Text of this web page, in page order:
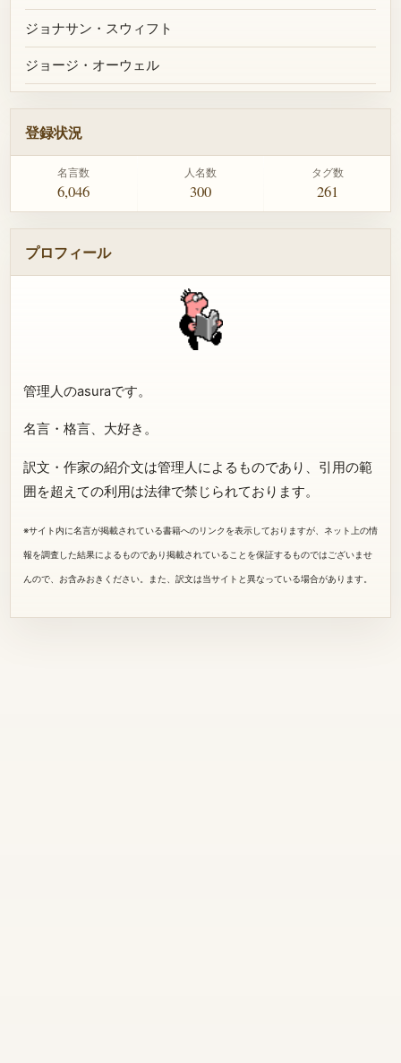
ジョナサン・スウィフト
ジョージ・オーウェル
登録状況
名言数
6,046
人名数
300
タグ数
261
プロフィール
管理人のasuraです。
名言・格言、大好き。
訳文・作家の紹介文は管理人によるものであり、引用の範
囲を超えての利用は法律で禁じられております。
※サイト内に名言が掲載されている書籍へのリンクを表示しておりますが、ネット上の情
報を調査した結果によるものであり掲載されていることを保証するものではございませ
んので、お含みおきください。また、訳文は当サイトと異なっている場合があります。